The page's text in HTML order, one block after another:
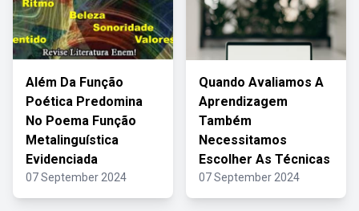
Além Da Função
Poética Predomina
No Poema Função
Metalinguística
Evidenciada
07 September 2024
Quando Avaliamos A
Aprendizagem
Também
Necessitamos
Escolher As Técnicas
07 September 2024